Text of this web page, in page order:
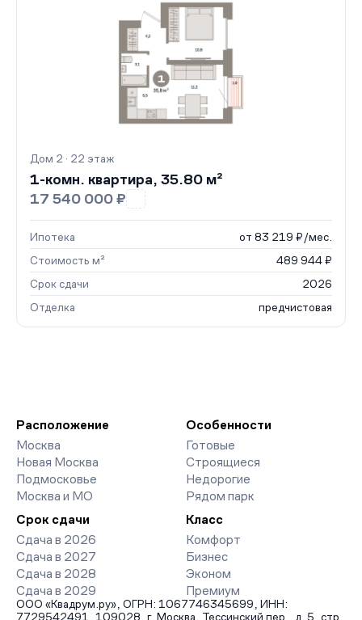
Дом 2 · 22 этаж
1-комн. квартира, 35.80 м²
17 540 000 ₽
Ипотека
от 83 219 ₽/мес.
Стоимость м²
489 944 ₽
Срок сдачи
2026
Отделка
предчистовая
Расположение
Москва
Новая Москва
Подмосковье
Москва и МО
Особенности
Готовые
Строящиеся
Недорогие
Рядом парк
Срок сдачи
Сдача в 2026
Сдача в 2027
Сдача в 2028
Сдача в 2029
Класс
Комфорт
Бизнес
Эконом
Премиум
ООО «Квадрум.ру», ОГРН: 1067746345699, ИНН:
7729542491, 109028, г. Москва, Тессинский пер., д. 5, стр.